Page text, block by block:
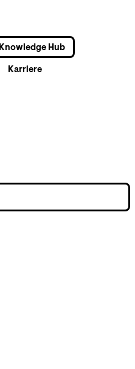
Knowledge Hub
Karriere